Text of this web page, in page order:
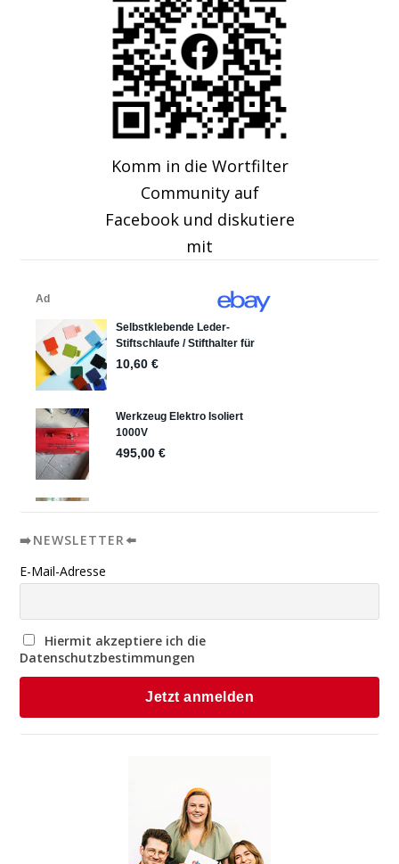
Komm in die Wortfilter
Community auf
Facebook und diskutiere
mit
➡️NEWSLETTER⬅️
E-Mail-Adresse
Hiermit akzeptiere ich die
Datenschutzbestimmungen